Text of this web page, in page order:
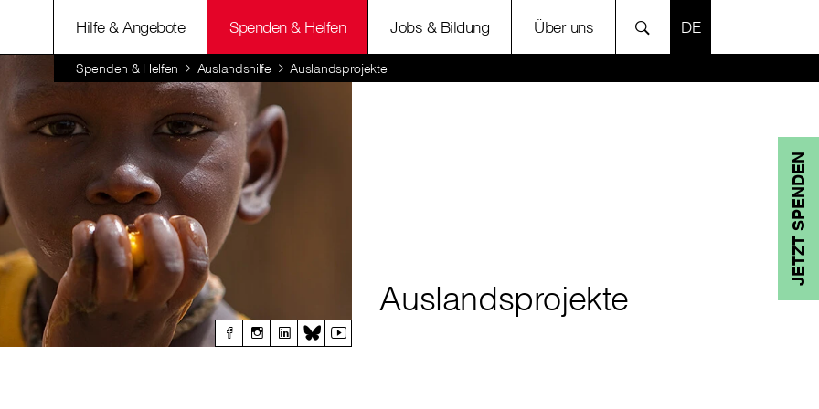
Hilfe & Angebote Spenden & Helfen Jobs & Bildung Über uns SPRACHE
Spenden & Helfen Auslandshilfe Auslandsprojekte
JETZT SPENDEN
Auslandsprojekte